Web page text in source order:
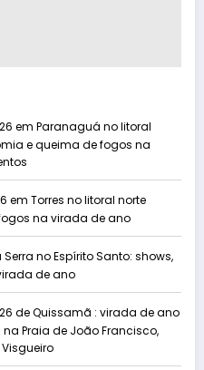
em Paranaguá no litoral
e queima de fogos na
em Torres no litoral norte
na virada de ano
no Espírito Santo: shows,
de ano
de Quissamã : virada de ano
Praia de João Francisco,